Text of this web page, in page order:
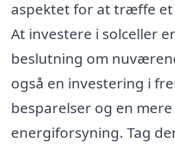
aspektet for at træffe
At investere i solceller
beslutning om
også en investering i
besparelser og en
energiforsyning. Tag